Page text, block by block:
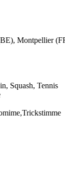
Montpellier
Squash, Tennis